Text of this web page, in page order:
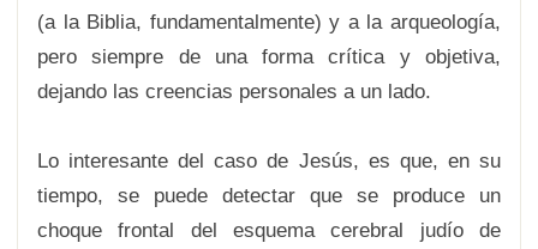
(a la Biblia, fundamentalmente) y a la arqueología,
pero siempre de una forma crítica y objetiva,
dejando las creencias personales a un lado.
Lo interesante del caso de Jesús, es que, en su
tiempo, se puede detectar que se produce un
choque frontal del esquema cerebral judío de